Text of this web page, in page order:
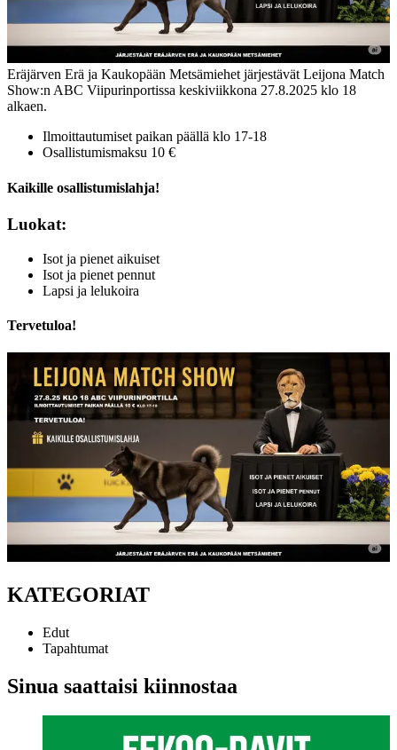
Eräjärven Erä ja Kaukopään Metsämiehet järjestävät Leijona Match
Show:n ABC Viipurinportissa keskiviikkona 27.8.2025 klo 18
alkaen.
Ilmoittautumiset paikan päällä klo 17-18
Osallistumismaksu 10 €
Kaikille osallistumislahja!
Luokat:
Isot ja pienet aikuiset
Isot ja pienet pennut
Lapsi ja lelukoira
Tervetuloa!
KATEGORIAT
Edut
Tapahtumat
Sinua saattaisi kiinnostaa